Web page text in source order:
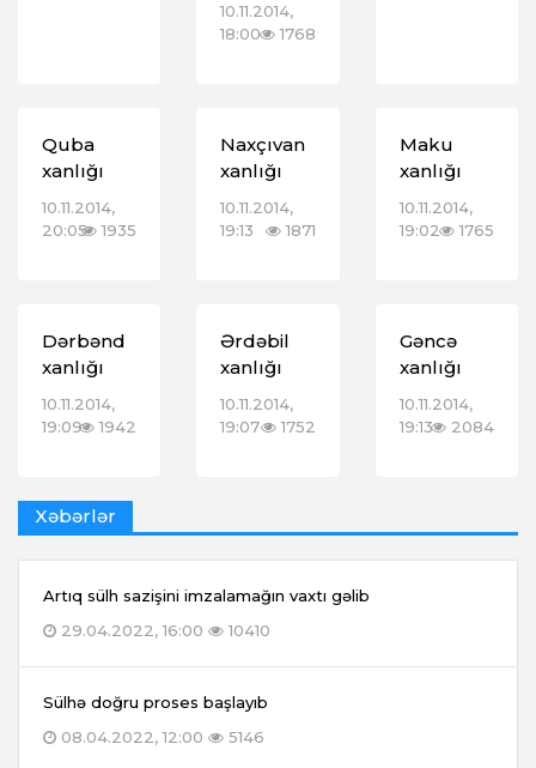
10.11.2014,
18:00
1768
Quba
xanlığı
10.11.2014,
20:05
1935
Naxçıvan
xanlığı
10.11.2014,
19:13
1871
Maku
xanlığı
10.11.2014,
19:02
1765
Dərbənd
xanlığı
10.11.2014,
19:09
1942
Ərdəbil
xanlığı
10.11.2014,
19:07
1752
Gəncə
xanlığı
10.11.2014,
19:13
2084
Xəbərlər
Artıq sülh sazişini imzalamağın vaxtı gəlib
29.04.2022, 16:00
10410
Sülhə doğru proses başlayıb
08.04.2022, 12:00
5146